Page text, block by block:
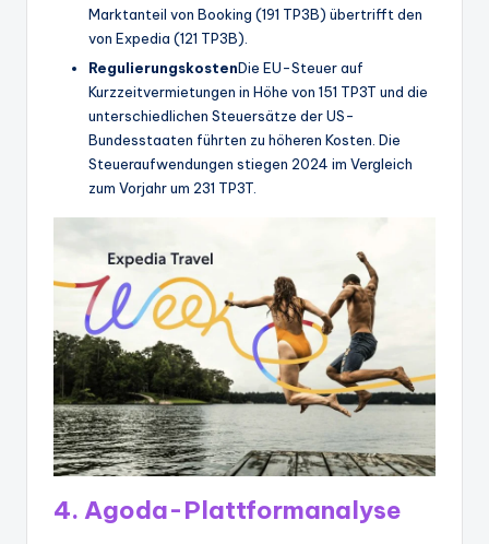
Marktanteil von Booking (191 TP3B) übertrifft den
von Expedia (121 TP3B).
RegulierungskostenDie EU-Steuer auf
Kurzzeitvermietungen in Höhe von 151 TP3T und die
unterschiedlichen Steuersätze der US-
Bundesstaaten führten zu höheren Kosten. Die
Steueraufwendungen stiegen 2024 im Vergleich
zum Vorjahr um 231 TP3T.
4. Agoda-Plattformanalyse